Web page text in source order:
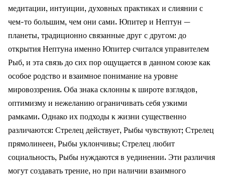
медитации, интуиции, духовных практиках и слиянии с
чем-то большим, чем они сами. Юпитер и Нептун —
планеты, традиционно связанные друг с другом: до
открытия Нептуна именно Юпитер считался управителем
Рыб, и эта связь до сих пор ощущается в данном союзе как
особое родство и взаимное понимание на уровне
мировоззрения. Оба знака склонны к широте взглядов,
оптимизму и нежеланию ограничивать себя узкими
рамками. Однако их подходы к жизни существенно
различаются: Стрелец действует, Рыбы чувствуют; Стрелец
прямолинеен, Рыбы уклончивы; Стрелец любит
социальность, Рыбы нуждаются в уединении. Эти различия
могут создавать трение, но при наличии взаимного